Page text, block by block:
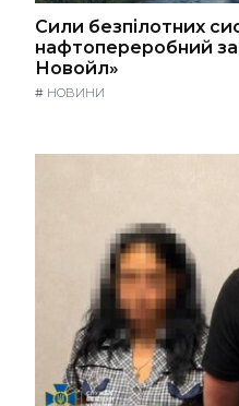
Сили безпілотних
нафтопереробний
Новойл»
# НОВИНИ